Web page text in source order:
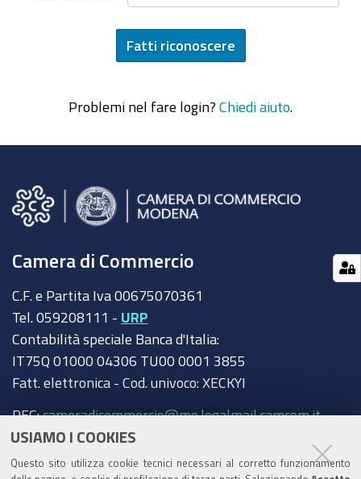
USIAMO I COOKIES
Questo sito utilizza cookie tecnici necessari al corretto funzionamento
Problemi nel fare login? Chiedi aiuto
Camera di Commercio
C.F. e Partita Iva 00675070361
Tel. 059208111 - URP
Contabilità speciale Banca d'Italia:
IT75Q 01000 04306 TU00 0001 3855
Fatt. elettronica - Cod. univoco: XECKYI
PEC:cameradicommercio@mo.legalmail.camcom.it
Trasparenza